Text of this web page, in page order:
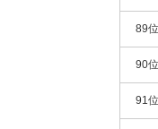
89位
90位
91位